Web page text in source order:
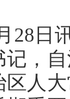
28日
记，
区人